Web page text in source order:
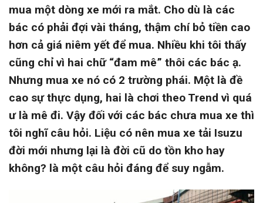
mua một dòng xe mới ra mắt. Cho dù là các
bác có phải đợi vài tháng, thậm chí bỏ tiền cao
hơn cả giá niêm yết để mua. Nhiều khi tôi thấy
cũng chỉ vì hai chữ “đam mê” thôi các bác ạ.
Nhưng mua xe nó có 2 trường phái. Một là đề
cao sự thực dụng, hai là chơi theo Trend vì quá
ư là mê đi. Vậy đối với các bác chưa mua xe thì
tôi nghĩ câu hỏi. Liệu có nên mua xe tải Isuzu
đời mới nhưng lại là đời cũ do tồn kho hay
không? là một câu hỏi đáng để suy ngẫm.